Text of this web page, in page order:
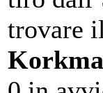
trovare